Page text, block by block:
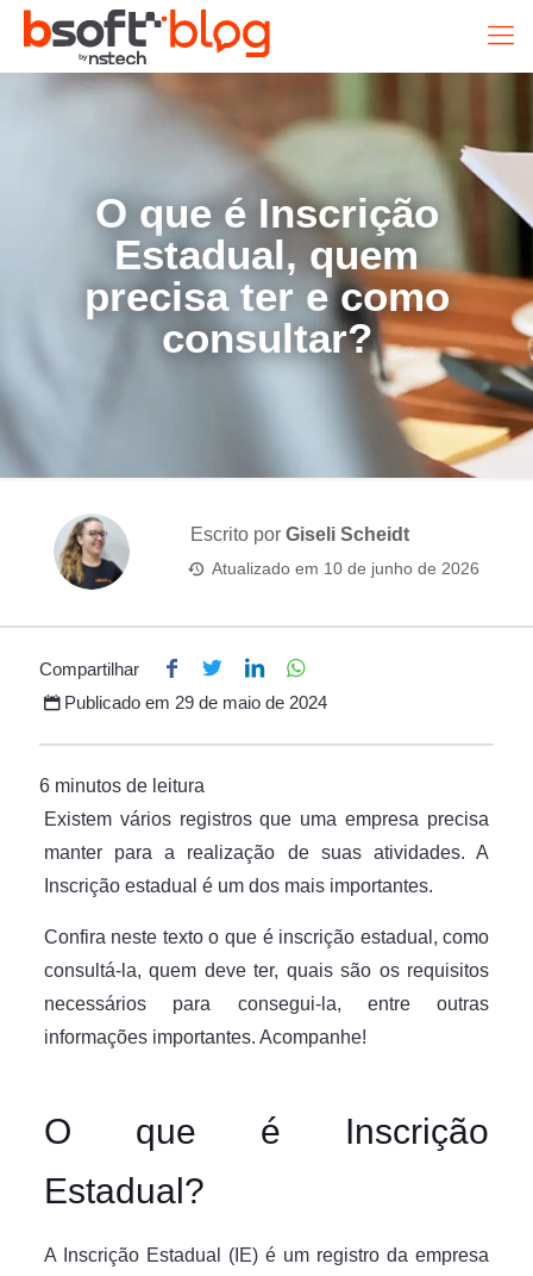
O que é Inscrição
Estadual, quem
precisa ter e como
consultar?
Escrito por Giseli Scheidt
Atualizado em 10 de junho de 2026
Compartilhar
Publicado em 29 de maio de 2024
Existem vários registros que uma empresa precisa
manter para a realização de suas atividades. A
Inscrição estadual é um dos mais importantes.
Confira neste texto o que é inscrição estadual, como
consultá-la, quem deve ter, quais são os requisitos
necessários para consegui-la, entre outras
informações importantes. Acompanhe!
O que é Inscrição
Estadual?
A Inscrição Estadual (IE) é um registro da empresa